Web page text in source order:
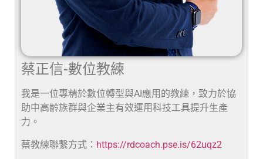
蔡正信-數位教練
我是一位專精於數位轉型與AI應用的教練，致力於協
助中高齡族群與企業主有效運用科技工具提升生產
力。
蔡教練聯繫方式： https://rdcoach.pse.is/62uqz2